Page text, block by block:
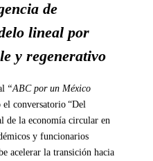
de
lineal por
y regenerativo
“ABC por un México
el conversatorio “Del
de la economía circular en
y funcionarios
acelerar la transición hacia